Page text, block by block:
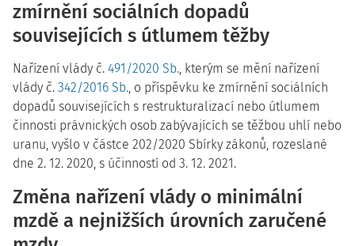
zmírnění sociálních dopadů
souvisejících s útlumem těžby
Nařízení vlády č. 491/2020 Sb., kterým se mění nařízení
vlády č. 342/2016 Sb., o příspěvku ke zmírnění sociálních
dopadů souvisejících s restrukturalizací nebo útlumem
činnosti právnických osob zabývajících se těžbou uhlí nebo
uranu, vyšlo v částce 202/2020 Sbírky zákonů, rozeslané
dne 2. 12. 2020, s účinností od 3. 12. 2021.
Změna nařízení vlády o minimální
mzdě a nejnižších úrovních zaručené